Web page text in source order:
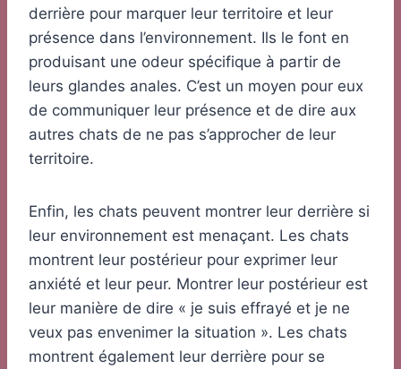
derrière pour marquer leur territoire et leur
présence dans l’environnement. Ils le font en
produisant une odeur spécifique à partir de
leurs glandes anales. C’est un moyen pour eux
de communiquer leur présence et de dire aux
autres chats de ne pas s’approcher de leur
territoire.
Enfin, les chats peuvent montrer leur derrière si
leur environnement est menaçant. Les chats
montrent leur postérieur pour exprimer leur
anxiété et leur peur. Montrer leur postérieur est
leur manière de dire « je suis effrayé et je ne
veux pas envenimer la situation ». Les chats
montrent également leur derrière pour se